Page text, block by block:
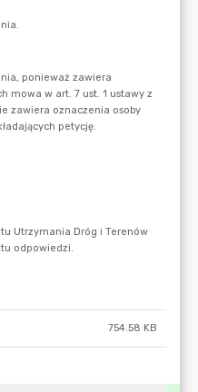
754.58 KB